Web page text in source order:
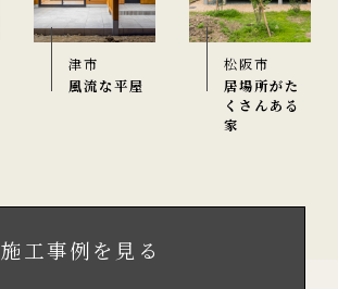
津市
風流な平屋
松阪市
居場所がた
くさんある
家
施工事例を見る